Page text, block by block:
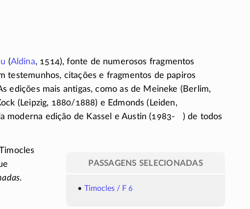
(Aldina, 1514), fonte de numerosos fragmentos
testemunhos, citações e fragmentos de papiros
edições mais antigas, como as de Meineke (Berlim,
(Leipzig, 1880/1888) e Edmonds (Leiden,
moderna edição de Kassel e Austin (1983- ) de todos
PASSAGENS SELECIONADAS
Timocles / F 6
.